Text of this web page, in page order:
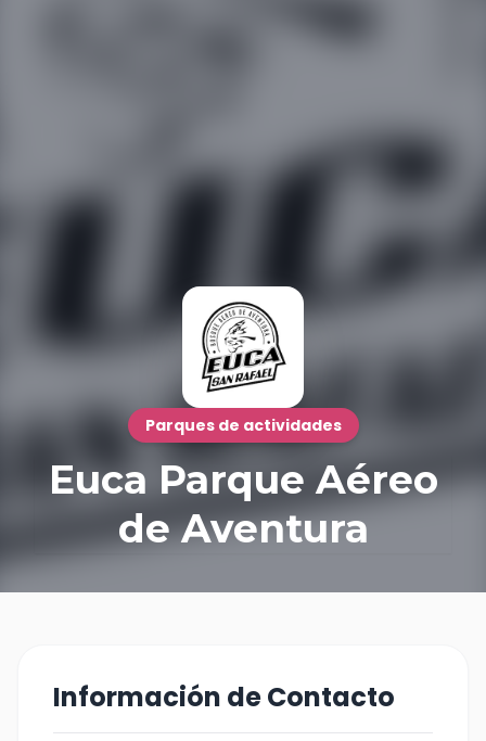
Parques de actividades
Euca Parque Aéreo
de Aventura
Información de Contacto